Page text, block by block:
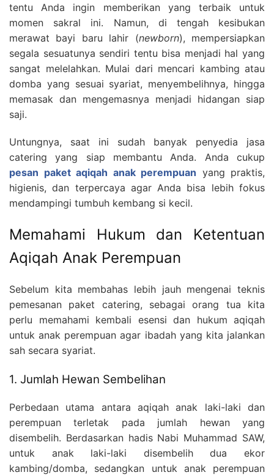
tentu Anda ingin memberikan yang terbaik untuk
momen sakral ini. Namun, di tengah kesibukan
merawat bayi baru lahir (newborn), mempersiapkan
segala sesuatunya sendiri tentu bisa menjadi hal yang
sangat melelahkan. Mulai dari mencari kambing atau
domba yang sesuai syariat, menyembelihnya, hingga
memasak dan mengemasnya menjadi hidangan siap
saji.
Untungnya, saat ini sudah banyak penyedia jasa
catering yang siap membantu Anda. Anda cukup
pesan paket aqiqah anak perempuan yang praktis,
higienis, dan terpercaya agar Anda bisa lebih fokus
mendampingi tumbuh kembang si kecil.
Memahami Hukum dan Ketentuan
Aqiqah Anak Perempuan
Sebelum kita membahas lebih jauh mengenai teknis
pemesanan paket catering, sebagai orang tua kita
perlu memahami kembali esensi dan hukum aqiqah
untuk anak perempuan agar ibadah yang kita jalankan
sah secara syariat.
1. Jumlah Hewan Sembelihan
Perbedaan utama antara aqiqah anak laki-laki dan
perempuan terletak pada jumlah hewan yang
disembelih. Berdasarkan hadis Nabi Muhammad SAW,
untuk anak laki-laki disembelih dua ekor
kambing/domba, sedangkan untuk anak perempuan